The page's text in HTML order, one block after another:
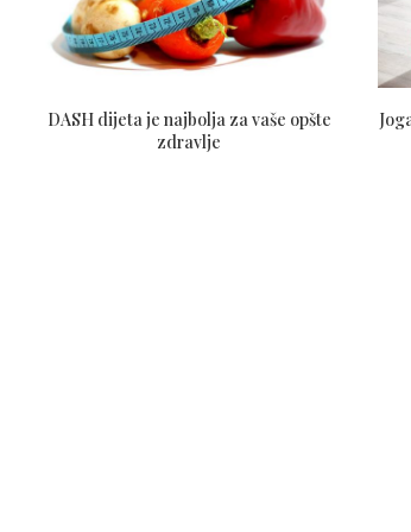
DASH dijeta je najbolja za vaše opšte
zdravlje